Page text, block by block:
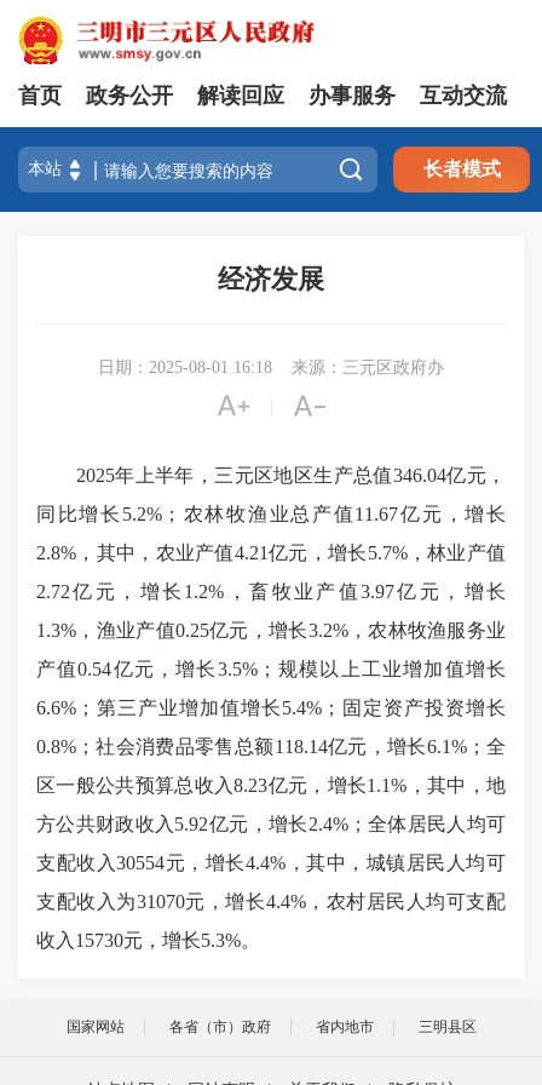
首页 政务公开 解读回应 办事服务 互动交流
 长者模式
经济发展
日期：2025-08-01 16:18 来源：三元区政府办
 
2025年上半年，三元区地区生产总值346.04亿元，
同比增长5.2%；农林牧渔业总产值11.67亿元，增长
2.8%，其中，农业产值4.21亿元，增长5.7%，林业产值
2.72亿元，增长1.2%，畜牧业产值3.97亿元，增长
1.3%，渔业产值0.25亿元，增长3.2%，农林牧渔服务业
产值0.54亿元，增长3.5%；规模以上工业增加值增长
6.6%；第三产业增加值增长5.4%；固定资产投资增长
0.8%；社会消费品零售总额118.14亿元，增长6.1%；全
区一般公共预算总收入8.23亿元，增长1.1%，其中，地
方公共财政收入5.92亿元，增长2.4%；全体居民人均可
支配收入30554元，增长4.4%，其中，城镇居民人均可
支配收入为31070元，增长4.4%，农村居民人均可支配
收入15730元，增长5.3%。
国家网站 各省（市）政府 省内地市 三明县区